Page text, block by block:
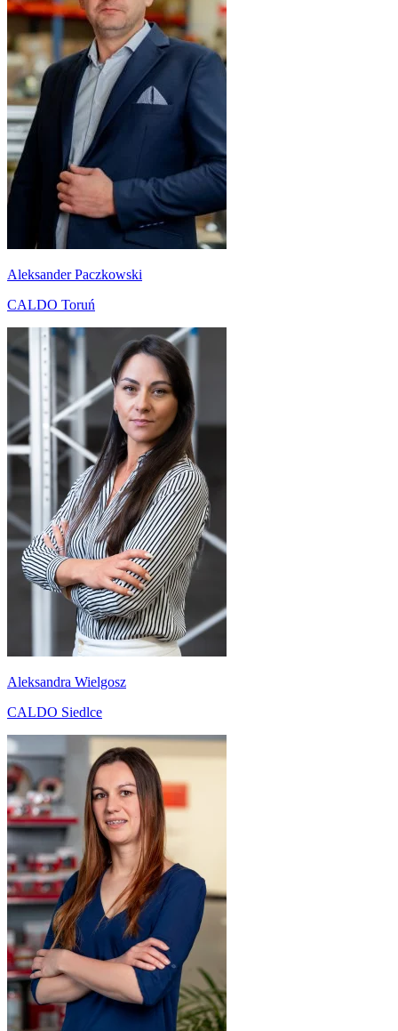
Aleksander Paczkowski
CALDO Toruń
Aleksandra Wielgosz
CALDO Siedlce